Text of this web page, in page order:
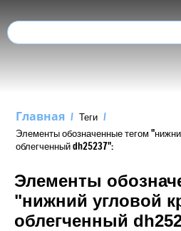
Главная / Теги /
Элементы обозначенные тегом
облегченный dh25237":
Элементы
"нижний угловой
облегченный